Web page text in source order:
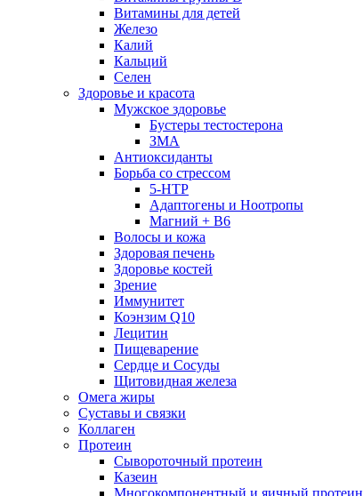
Витамины для детей
Железо
Калий
Кальций
Селен
Здоровье и красота
Мужское здоровье
Бустеры тестостерона
ЗМА
Антиоксиданты
Борьба со стрессом
5-HTP
Адаптогены и Ноотропы
Магний + В6
Волосы и кожа
Здоровая печень
Здоровье костей
Зрение
Иммунитет
Коэнзим Q10
Лецитин
Пищеварение
Сердце и Сосуды
Щитовидная железа
Омега жиры
Суставы и связки
Коллаген
Протеин
Сывороточный протеин
Казеин